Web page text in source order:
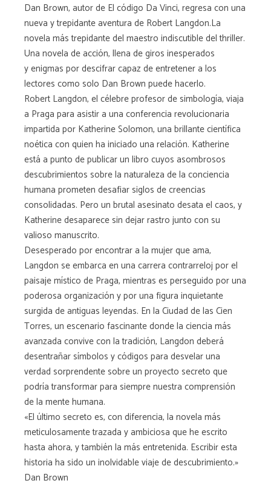
Dan Brown, autor de El código Da Vinci, regresa con una
nueva y trepidante aventura de Robert Langdon.La
novela más trepidante del maestro indiscutible del thriller.
Una novela de acción, llena de giros inesperados
y enigmas por descifrar capaz de entretener a los
lectores como solo Dan Brown puede hacerlo.
Robert Langdon, el célebre profesor de simbología, viaja
a Praga para asistir a una conferencia revolucionaria
impartida por Katherine Solomon, una brillante científica
noética con quien ha iniciado una relación. Katherine
está a punto de publicar un libro cuyos asombrosos
descubrimientos sobre la naturaleza de la conciencia
humana prometen desafiar siglos de creencias
consolidadas. Pero un brutal asesinato desata el caos, y
Katherine desaparece sin dejar rastro junto con su
valioso manuscrito.
Desesperado por encontrar a la mujer que ama,
Langdon se embarca en una carrera contrarreloj por el
paisaje místico de Praga, mientras es perseguido por una
poderosa organización y por una figura inquietante
surgida de antiguas leyendas. En la Ciudad de las Cien
Torres, un escenario fascinante donde la ciencia más
avanzada convive con la tradición, Langdon deberá
desentrañar símbolos y códigos para desvelar una
verdad sorprendente sobre un proyecto secreto que
podría transformar para siempre nuestra comprensión
de la mente humana.
«El último secreto es, con diferencia, la novela más
meticulosamente trazada y ambiciosa que he escrito
hasta ahora, y también la más entretenida. Escribir esta
historia ha sido un inolvidable viaje de descubrimiento.»
Dan Brown